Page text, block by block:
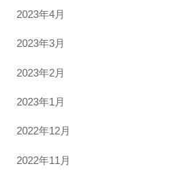
2023年4月
2023年3月
2023年2月
2023年1月
2022年12月
2022年11月